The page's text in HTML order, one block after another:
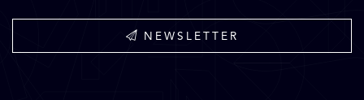
NEWSLETTER